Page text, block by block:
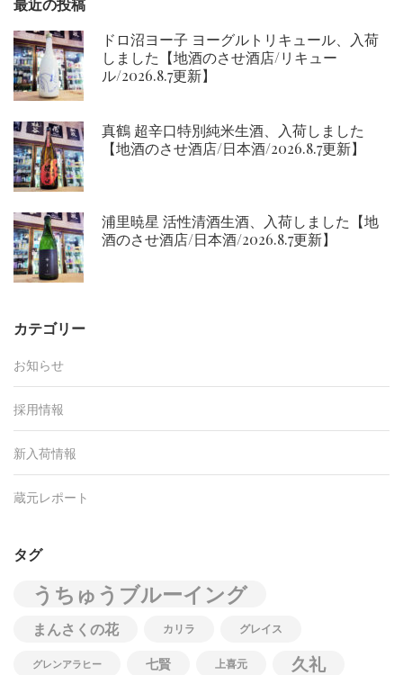
ョ
ン
最近の投稿
ドロ沼ヨー子 ヨーグルトリキュール、入荷
しました【地酒のさせ酒店/リキュー
ル/2026.8.7更新】
真鶴 超辛口特別純米生酒、入荷しました
【地酒のさせ酒店/日本酒/2026.8.7更新】
浦里暁星 活性清酒生酒、入荷しました【地
酒のさせ酒店/日本酒/2026.8.7更新】
カテゴリー
お知らせ
採用情報
新入荷情報
蔵元レポート
タグ
うちゅうブルーイング
まんさくの花 カリラ グレイス
グレンアラヒー 七賢 上喜元
久礼